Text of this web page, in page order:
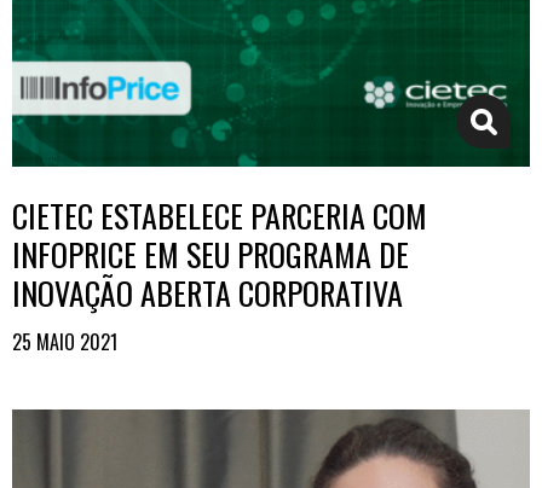
CIETEC ESTABELECE PARCERIA COM
INFOPRICE EM SEU PROGRAMA DE
INOVAÇÃO ABERTA CORPORATIVA
25 MAIO 2021